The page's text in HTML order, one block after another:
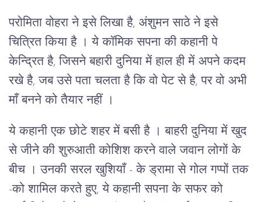
परोमिता वोहरा ने इसे लिखा है, अंशुमन साठे ने इसे
चित्रित किया है । ये कॉमिक सपना की कहानी पे
केन्द्रित है, जिसने बहारी दुनिया में हाल ही में अपने कदम
रखे है, जब उसे पता चलता है कि वो पेट से है, पर वो अभी
माँ बनने को तैयार नहीं ।
ये कहानी एक छोटे शहर में बसी है । बाहरी दुनिया में खुद
से जीने की शुरुआती कोशिश करने वाले जवान लोगों के
बीच । उनकी सरल खुशियाँ - के ड्रामा से गोल गप्पों तक
-को शामिल करते हुए, ये कहानी सपना के सफर को